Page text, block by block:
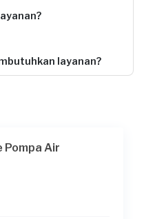
layanan?
ini?
Air